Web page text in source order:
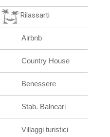
Rilassarti
Airbnb
Country House
Benessere
Stab. Balneari
Villaggi turistici